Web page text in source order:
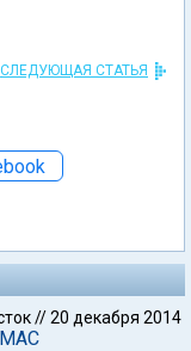
СЛЕДУЮЩАЯ СТАТЬЯ
//20 декабря 2014